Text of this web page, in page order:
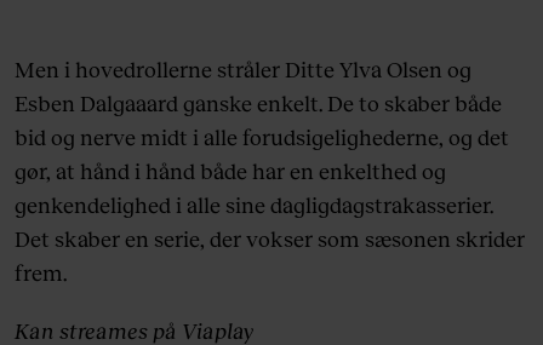
Men i hovedrollerne stråler Ditte Ylva Olsen og
Esben Dalgaaard ganske enkelt. De to skaber både
bid og nerve midt i alle forudsigelighederne, og det
gør, at hånd i hånd både har en enkelthed og
genkendelighed i alle sine dagligdagstrakasserier.
Det skaber en serie, der vokser som sæsonen skrider
frem.
Kan streames på Viaplay